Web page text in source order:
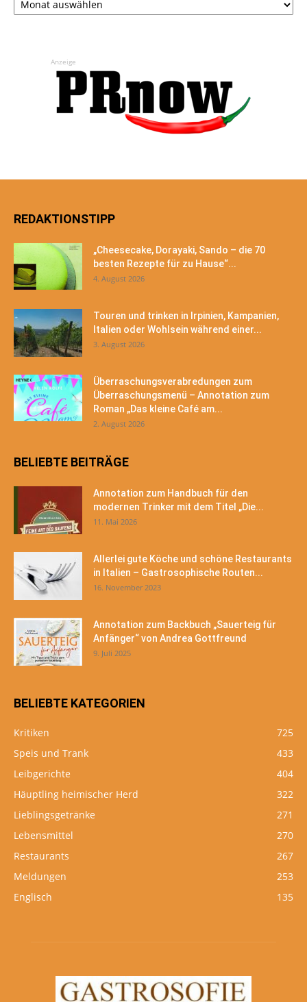
Anzeige
REDAKTIONSTIPP
„Cheesecake, Dorayaki, Sando – die 70
besten Rezepte für zu Hause“...
4. August 2026
Touren und trinken in Irpinien, Kampanien,
Italien oder Wohlsein während einer...
3. August 2026
Überraschungsverabredungen zum
Überraschungsmenü – Annotation zum
Roman „Das kleine Café am...
2. August 2026
BELIEBTE BEITRÄGE
Annotation zum Handbuch für den
modernen Trinker mit dem Titel „Die...
11. Mai 2026
Allerlei gute Köche und schöne Restaurants
in Italien – Gastrosophische Routen...
16. November 2023
Annotation zum Backbuch „Sauerteig für
Anfänger“ von Andrea Gottfreund
9. Juli 2025
BELIEBTE KATEGORIEN
Kritiken
725
Speis und Trank
433
Leibgerichte
404
Häuptling heimischer Herd
322
Lieblingsgetränke
271
Lebensmittel
270
Restaurants
267
Meldungen
253
Englisch
135